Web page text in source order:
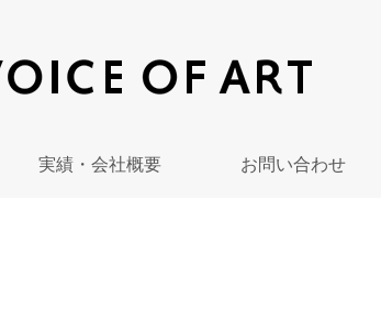
実績・会社概要 お問い合わせ